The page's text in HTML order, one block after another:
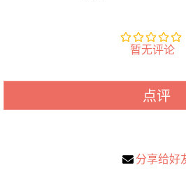
暂无评论
点评
分享给好